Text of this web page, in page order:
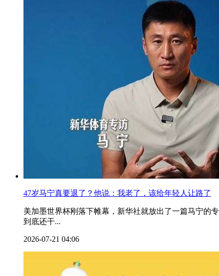
47岁马宁真要退了？他说：我老了，该给年轻人让路了
美加墨世界杯刚落下帷幕，新华社就放出了一篇马宁
到底还干...
2026-07-21 04:06